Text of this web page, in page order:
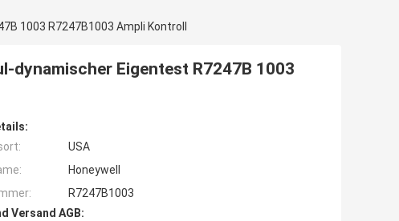
1003 R7247B1003 Ampli Kontroll
dynamischer Eigentest R7247B 1003
USA
Honeywell
R7247B1003
Versand AGB: